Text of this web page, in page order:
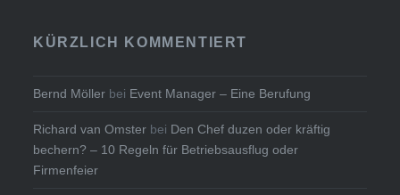
KÜRZLICH KOMMENTIERT
Bernd Möller bei Event Manager – Eine Berufung
Richard van Omster bei Den Chef duzen oder kräftig
bechern? – 10 Regeln für Betriebsausflug oder
Firmenfeier